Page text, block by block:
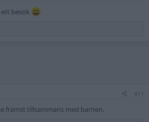
besök
#11
främst tillsammans med barnen.